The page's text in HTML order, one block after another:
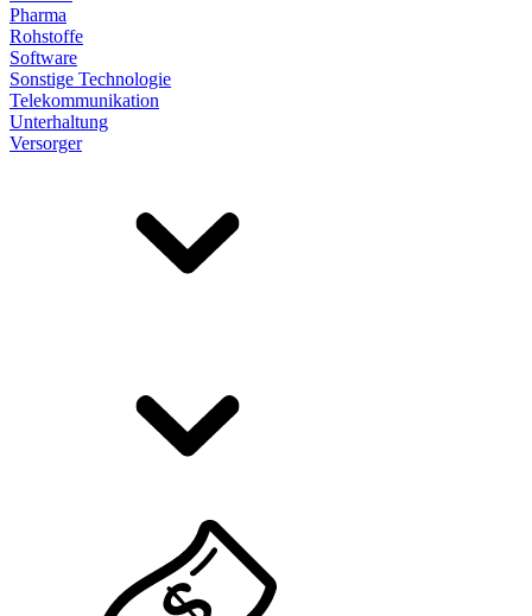
Pharma
Rohstoffe
Software
Sonstige Technologie
Telekommunikation
Unterhaltung
Versorger